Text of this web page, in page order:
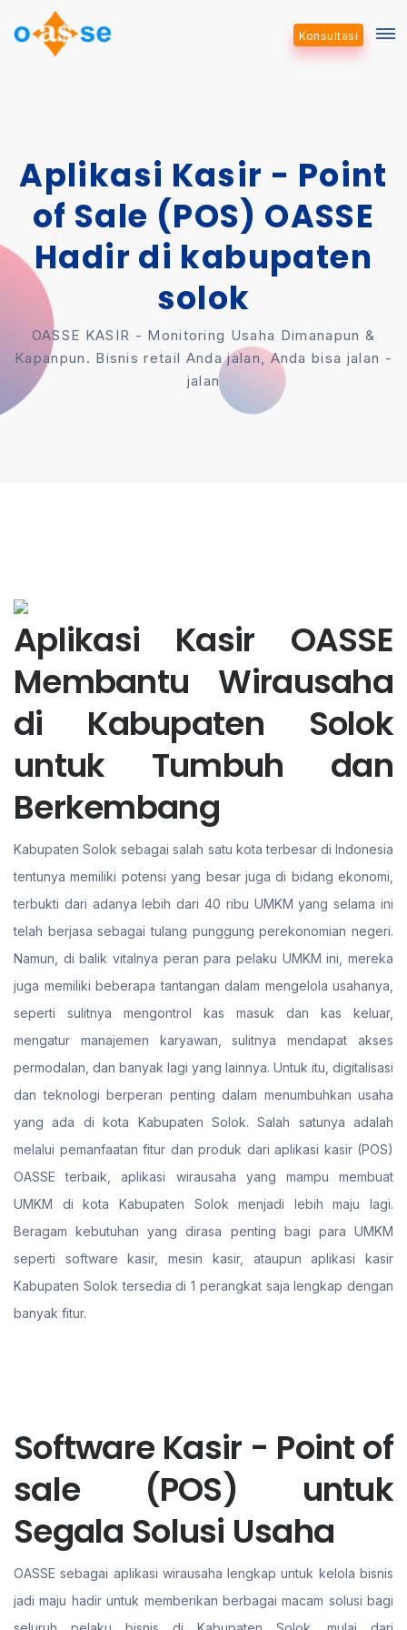
Konsultasi
Aplikasi Kasir - Point
of Sale (POS) OASSE
Hadir di kabupaten
solok
OASSE KASIR - Monitoring Usaha Dimanapun &
Kapanpun. Bisnis retail Anda jalan, Anda bisa jalan -
jalan
Aplikasi Kasir OASSE
Membantu Wirausaha
di Kabupaten Solok
untuk Tumbuh dan
Berkembang
Kabupaten Solok sebagai salah satu kota terbesar di Indonesia
tentunya memiliki potensi yang besar juga di bidang ekonomi,
terbukti dari adanya lebih dari 40 ribu UMKM yang selama ini
telah berjasa sebagai tulang punggung perekonomian negeri.
Namun, di balik vitalnya peran para pelaku UMKM ini, mereka
juga memiliki beberapa tantangan dalam mengelola usahanya,
seperti sulitnya mengontrol kas masuk dan kas keluar,
mengatur manajemen karyawan, sulitnya mendapat akses
permodalan, dan banyak lagi yang lainnya. Untuk itu, digitalisasi
dan teknologi berperan penting dalam menumbuhkan usaha
yang ada di kota Kabupaten Solok. Salah satunya adalah
melalui pemanfaatan fitur dan produk dari aplikasi kasir (POS)
OASSE terbaik, aplikasi wirausaha yang mampu membuat
UMKM di kota Kabupaten Solok menjadi lebih maju lagi.
Beragam kebutuhan yang dirasa penting bagi para UMKM
seperti software kasir, mesin kasir, ataupun aplikasi kasir
Kabupaten Solok tersedia di 1 perangkat saja lengkap dengan
banyak fitur.
Software Kasir - Point of
sale (POS) untuk
Segala Solusi Usaha
OASSE sebagai aplikasi wirausaha lengkap untuk kelola bisnis
jadi maju hadir untuk memberikan berbagai macam solusi bagi